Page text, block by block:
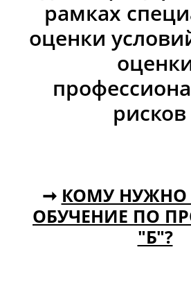
рамках
оценки
рисков
➞ КОМУ НУЖНО
ОБУЧЕНИЕ ПО
"Б"?